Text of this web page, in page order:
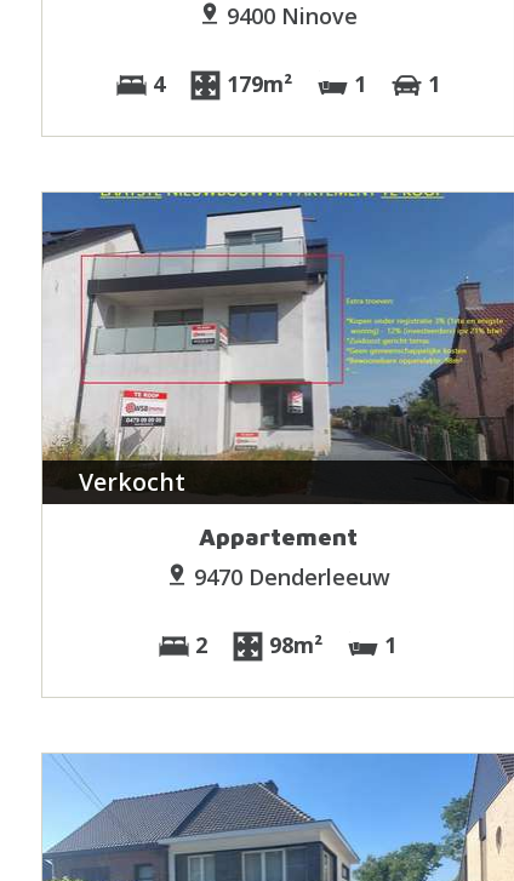
9400 Ninove
4 179m² 1 1
Verkocht
Appartement
9470 Denderleeuw
2 98m² 1